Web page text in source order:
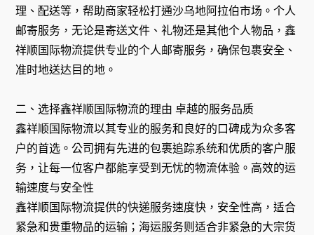
理、配送等，帮助商家轻松打通沙乌地阿拉伯市场。个人
邮寄服务，无论是寄送文件、礼物还是其他个人物品，鑫
祥顺国际物流提供专业的个人邮寄服务，确保包裹安全、
准时地送达目的地。
二、选择鑫祥顺国际物流的理由 卓越的服务品质
鑫祥顺国际物流以其专业的服务和良好的口碑成为众多客
户的首选。公司拥有先进的包裹追踪系统和优质的客户服
务，让每一位客户都能享受到无忧的物流体验。高效的运
输速度与安全性
鑫祥顺国际物流提供的快递服务速度快，安全性高，适合
紧急和贵重物品的运输；海运服务则适合非紧急的大宗货